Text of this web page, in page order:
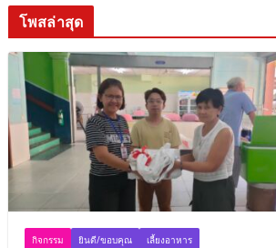
โพสล่าสุด
กิจกรรม ยินดี/ขอบคุณ เลี้ยงอาหาร